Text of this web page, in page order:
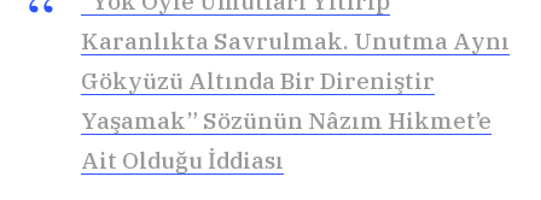
Karanlıkta Savrulmak. Unutma Aynı
Gökyüzü Altında Bir Direniştir
Yaşamak” Sözünün Nâzım Hikmet’e
Ait Olduğu İddiası